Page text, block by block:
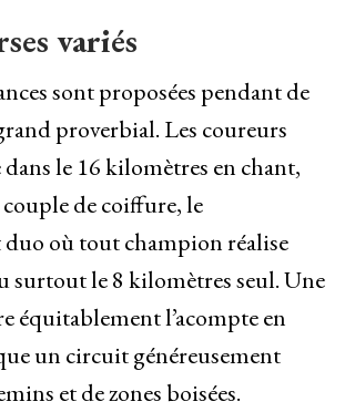
variés
sont proposées pendant de
proverbial. Les coureurs
le 16 kilomètres en chant,
de coiffure, le
duo où tout champion réalise
surtout le 8 kilomètres seul. Une
équitablement l’acompte en
un circuit généreusement
et de zones boisées.